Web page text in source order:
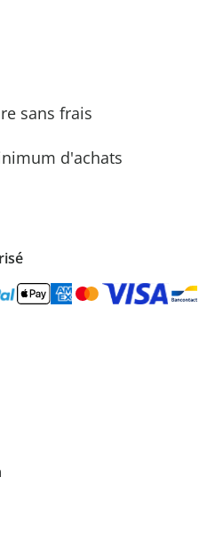
sans frais
d'achats